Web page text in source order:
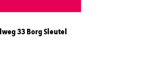
33 Borg Sleutel